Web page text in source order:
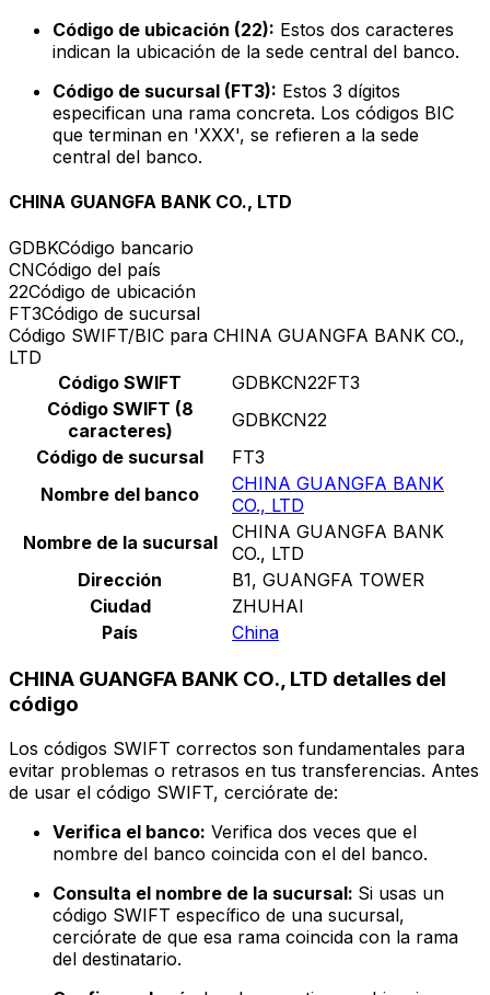
Código de ubicación (22): Estos dos caracteres
indican la ubicación de la sede central del banco.
Código de sucursal (FT3): Estos 3 dígitos
especifican una rama concreta. Los códigos BIC
que terminan en 'XXX', se refieren a la sede
central del banco.
CHINA GUANGFA BANK CO., LTD
GDBKCódigo bancario
CNCódigo del país
22Código de ubicación
FT3Código de sucursal
Código SWIFT/BIC para CHINA GUANGFA BANK CO.,
LTD
Código SWIFT
GDBKCN22FT3
Código SWIFT (8
caracteres)
GDBKCN22
Código de sucursal
FT3
Nombre del banco
CHINA GUANGFA BANK
CO., LTD
Nombre de la sucursal
CHINA GUANGFA BANK
CO., LTD
Dirección
B1, GUANGFA TOWER
Ciudad
ZHUHAI
País
China
CHINA GUANGFA BANK CO., LTD detalles del
código
Los códigos SWIFT correctos son fundamentales para
evitar problemas o retrasos en tus transferencias. Antes
de usar el código SWIFT, cerciórate de:
Verifica el banco: Verifica dos veces que el
nombre del banco coincida con el del banco.
Consulta el nombre de la sucursal: Si usas un
código SWIFT específico de una sucursal,
cerciórate de que esa rama coincida con la rama
del destinatario.